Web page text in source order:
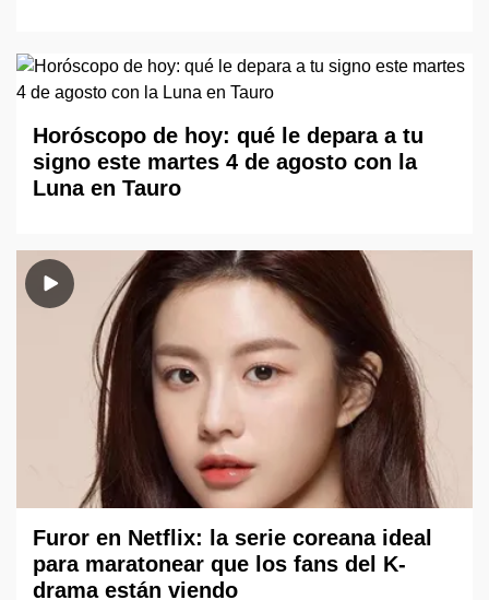
Horóscopo de hoy: qué le depara a tu
signo este martes 4 de agosto con la
Luna en Tauro
Furor en Netflix: la serie coreana ideal
para maratonear que los fans del K-
drama están viendo